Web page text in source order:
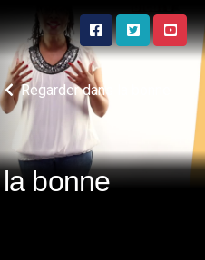
Regarder dans la bonne
bonne